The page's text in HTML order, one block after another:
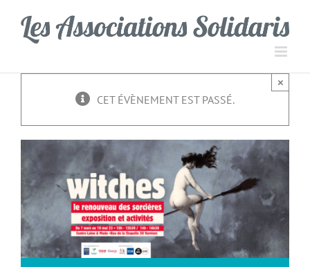
contenu
CET ÉVÈNEMENT EST PASSÉ.
×